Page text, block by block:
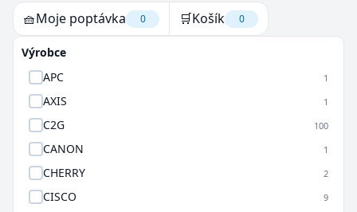
🧺Moje poptávka 0 🛒Košík 0
Výrobce
APC
1
AXIS 1
C2G 100
CANON 1
CHERRY 2
CISCO 9